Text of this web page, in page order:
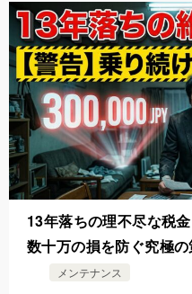
13年落ちの理不尽な税
数十万の損を防ぐ究極の
メンテナンス